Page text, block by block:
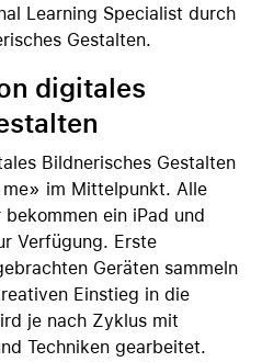
Learning Specialist durch
Gestalten.
digitales
Bildnerisches Gestalten
me» im Mittelpunkt. Alle
ein iPad und
Verfügung. Erste
Geräten sammeln
Einstieg in die
je nach Zyklus mit
Techniken gearbeitet.